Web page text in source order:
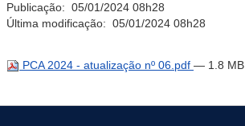
Publicação: 05/01/2024 08h28
Última modificação: 05/01/2024 08h28
PCA 2024 - atualização nº 06.pdf — 1.8 MB